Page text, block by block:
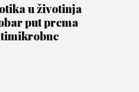
u životinja
put prema